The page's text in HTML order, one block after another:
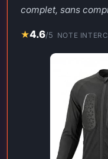
complet, sans
★4.6/5 NOTE